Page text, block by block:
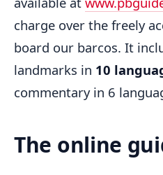
charge over the freely
board our barcos. It
landmarks in 10
commentary in 6
The online